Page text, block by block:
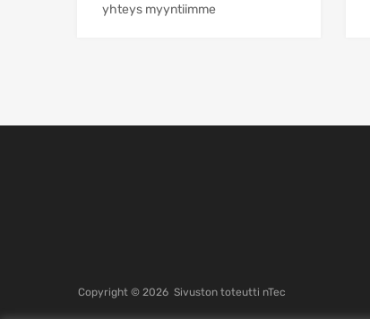
yhteys myyntiimme
Copyright © 2026 Sivuston toteutti nTec